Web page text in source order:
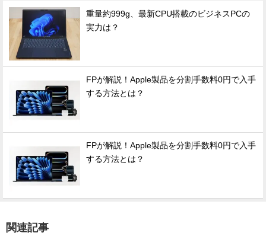
重量約999g、最新CPU搭載のビジネスPCの
実力は？
FPが解説！Apple製品を分割手数料0円で入手
する方法とは？
FPが解説！Apple製品を分割手数料0円で入手
する方法とは？
関連記事